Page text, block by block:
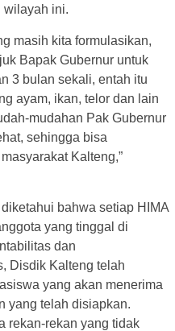
wilayah ini.
masih kita formulasikan,
Bapak Gubernur untuk
3 bulan sekali, entah itu
ayam, ikan, telor dan lain
mudahan Pak Gubernur
sehingga bisa
Kalteng,”
bahwa setiap HIMA
yang tinggal di
dan
Disdik Kalteng telah
yang akan menerima
yang telah disiapkan.
rekan-rekan yang tidak